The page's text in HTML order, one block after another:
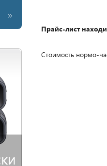
Прайс-лист
Стоимость нормо-